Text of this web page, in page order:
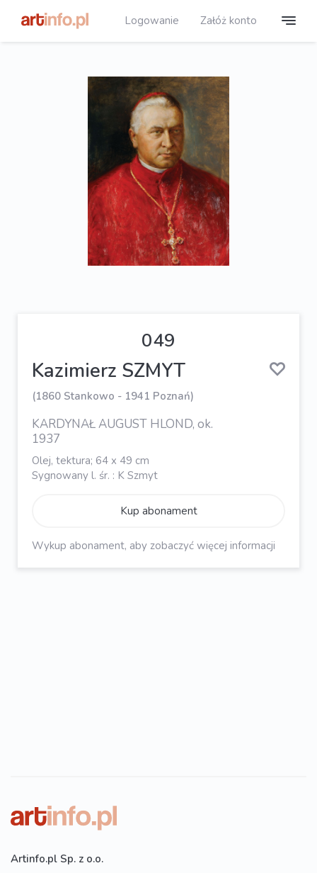
Logowanie Załóż konto
049
Kazimierz SZMYT
(1860 Stankowo - 1941 Poznań)
KARDYNAŁ AUGUST HLOND, ok.
1937
Olej, tektura; 64 x 49 cm
Sygnowany l. śr. : K Szmyt
Kup abonament
Wykup abonament, aby zobaczyć więcej informacji
Artinfo.pl Sp. z o.o.